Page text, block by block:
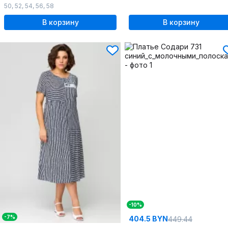
50, 52, 54, 56, 58
В корзину В корзину
-7%
-10%
404.5 BYN449.44